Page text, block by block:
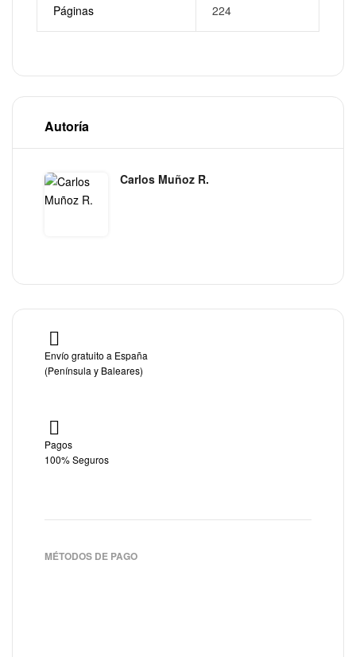
Páginas 224
Autoría
Carlos Muñoz R.
Envío gratuito a España
(Península y Baleares)
Pagos
100% Seguros
MÉTODOS DE PAGO